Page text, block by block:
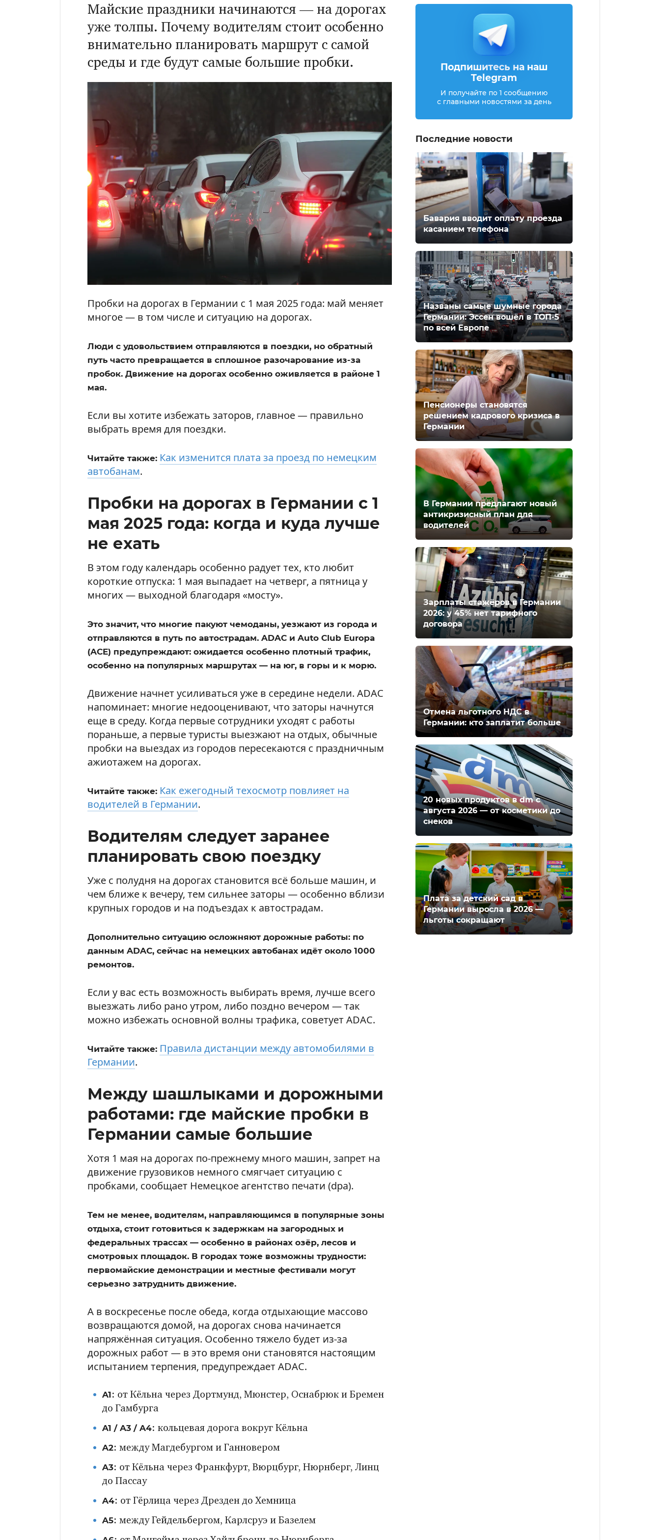
Майские праздники начинаются — на дорогах
уже толпы. Почему водителям стоит особенно
внимательно планировать маршрут с самой
среды и где будут самые большие пробки.
Пробки на дорогах в Германии с 1 мая 2025 года: май меняет
многое — в том числе и ситуацию на дорогах.
Люди с удовольствием отправляются в поездки, но обратный
путь часто превращается в сплошное разочарование из-за
пробок. Движение на дорогах особенно оживляется в районе 1
мая.
Если вы хотите избежать заторов, главное — правильно
выбрать время для поездки.
Читайте также: Как изменится плата за проезд по немецким
автобанам.
Пробки на дорогах в Германии с 1
мая 2025 года: когда и куда лучше
не ехать
В этом году календарь особенно радует тех, кто любит
короткие отпуска: 1 мая выпадает на четверг, а пятница у
многих — выходной благодаря «мосту».
Это значит, что многие пакуют чемоданы, уезжают из города и
отправляются в путь по автострадам. ADAC и Auto Club Europa
(ACE) предупреждают: ожидается особенно плотный трафик,
особенно на популярных маршрутах — на юг, в горы и к морю.
Движение начнет усиливаться уже в середине недели. ADAC
напоминает: многие недооценивают, что заторы начнутся
еще в среду. Когда первые сотрудники уходят с работы
пораньше, а первые туристы выезжают на отдых, обычные
пробки на выездах из городов пересекаются с праздничным
ажиотажем на дорогах.
Читайте также: Как ежегодный техосмотр повлияет на
водителей в Германии.
Водителям следует заранее
планировать свою поездку
Уже с полудня на дорогах становится всё больше машин, и
чем ближе к вечеру, тем сильнее заторы — особенно вблизи
крупных городов и на подъездах к автострадам.
Дополнительно ситуацию осложняют дорожные работы: по
данным ADAC, сейчас на немецких автобанах идёт около 1000
ремонтов.
Если у вас есть возможность выбирать время, лучше всего
выезжать либо рано утром, либо поздно вечером — так
можно избежать основной волны трафика, советует ADAC.
Читайте также: Правила дистанции между автомобилями в
Германии.
Между шашлыками и дорожными
работами: где майские пробки в
Германии самые большие
Хотя 1 мая на дорогах по-прежнему много машин, запрет на
движение грузовиков немного смягчает ситуацию с
пробками, сообщает Немецкое агентство печати (dpa).
Тем не менее, водителям, направляющимся в популярные зоны
отдыха, стоит готовиться к задержкам на загородных и
федеральных трассах — особенно в районах озёр, лесов и
смотровых площадок. В городах тоже возможны трудности:
первомайские демонстрации и местные фестивали могут
серьезно затруднить движение.
А в воскресенье после обеда, когда отдыхающие массово
возвращаются домой, на дорогах снова начинается
напряжённая ситуация. Особенно тяжело будет из-за
дорожных работ — в это время они становятся настоящим
испытанием терпения, предупреждает ADAC.
A1: от Кёльна через Дортмунд, Мюнстер, Оснабрюк и Бремен
до Гамбурга
A1 / A3 / A4: кольцевая дорога вокруг Кёльна
A2: между Магдебургом и Ганновером
A3: от Кёльна через Франкфурт, Вюрцбург, Нюрнберг, Линц
до Пассау
A4: от Гёрлица через Дрезден до Хемница
A5: между Гейдельбергом, Карлсруэ и Базелем
Подпишитесь на наш
Telegram
И получайте по 1 сообщению
с главными новостями за день
Последние новости
Бавария вводит оплату проезда
касанием телефона
Названы самые шумные города
Германии: Эссен вошёл в ТОП-5
по всей Европе
Пенсионеры становятся
решением кадрового кризиса в
Германии
В Германии предлагают новый
антикризисный план для
водителей
Зарплаты стажёров в Германии
2026: у 45% нет тарифного
договора
Отмена льготного НДС в
Германии: кто заплатит больше
20 новых продуктов в dm с
августа 2026 — от косметики до
снеков
Плата за детский сад в
Германии выросла в 2026 —
льготы сокращают